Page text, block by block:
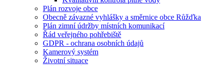
Plán rozvoje obce
Obecně závazné vyhlášky a směrnice obce Růžďka
Plán zimní údržby místních komunikací
Řád veřejného pohřebiště
GDPR - ochrana osobních údajů
Kamerový systém
Životní situace